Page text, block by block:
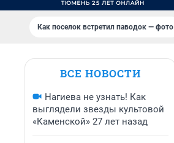
Как поселок встретил паводок — фото
ВСЕ НОВОСТИ
Нагиева не узнать! Как
выглядели звезды культовой
«Каменской» 27 лет назад